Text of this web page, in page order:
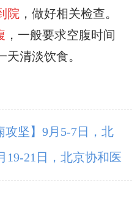
院 ，做好相关检查。
，一般要求空腹时间
天清淡饮食。
攻坚】9月5-7日，北
博士成都公益会诊，
19-21日，北京协和医
，共筑全年龄段抗癫